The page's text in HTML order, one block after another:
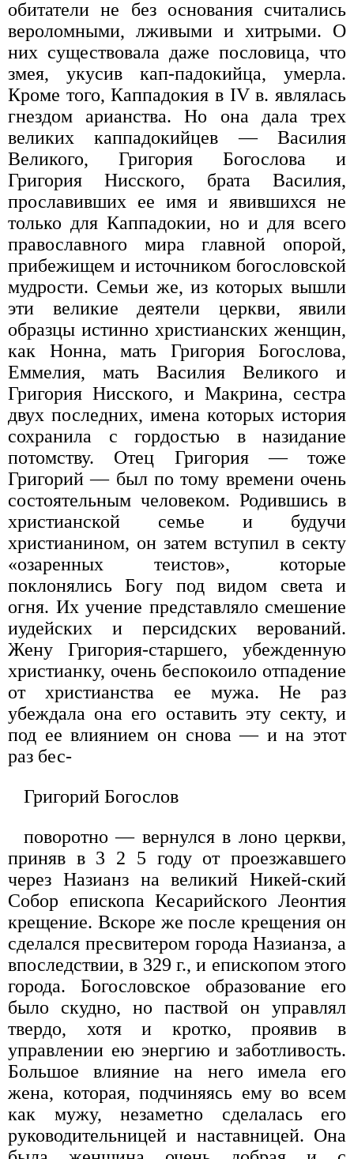
обитатели не без основания считались
вероломными, лживыми и хитрыми. О
них существовала даже пословица, что
змея, укусив кап-падокийца, умерла.
Кроме того, Каппадокия в IV в. являлась
гнездом арианства. Но она дала трех
великих каппадокийцев — Василия
Великого, Григория Богослова и
Григория Нисского, брата Василия,
прославивших ее имя и явившихся не
только для Каппадокии, но и для всего
православного мира главной опорой,
прибежищем и источником богословской
мудрости. Семьи же, из которых вышли
эти великие деятели церкви, явили
образцы истинно христианских женщин,
как Нонна, мать Григория Богослова,
Еммелия, мать Василия Великого и
Григория Нисского, и Макрина, сестра
двух последних, имена которых история
сохранила с гордостью в назидание
потомству. Отец Григория — тоже
Григорий — был по тому времени очень
состоятельным человеком. Родившись в
христианской семье и будучи
христианином, он затем вступил в секту
«озаренных теистов», которые
поклонялись Богу под видом света и
огня. Их учение представляло смешение
иудейских и персидских верований.
Жену Григория-старшего, убежденную
христианку, очень беспокоило отпадение
от христианства ее мужа. Не раз
убеждала она его оставить эту секту, и
под ее влиянием он снова — и на этот
раз бес-
Григорий Богослов
поворотно — вернулся в лоно церкви,
приняв в 3 2 5 году от проезжавшего
через Назианз на великий Никей-ский
Собор епископа Кесарийского Леонтия
крещение. Вскоре же после крещения он
сделался пресвитером города Назианза, а
впоследствии, в 329 г., и епископом этого
города. Богословское образование его
было скудно, но паствой он управлял
твердо, хотя и кротко, проявив в
управлении ею энергию и заботливость.
Большое влияние на него имела его
жена, которая, подчиняясь ему во всем
как мужу, незаметно сделалась его
руководительницей и наставницей. Она